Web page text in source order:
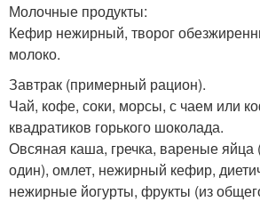
Молочные продукты:
Кефир нежирный, творог
молоко.
Завтрак (примерный рацион).
Чай, кофе, соки, морсы, с чаем или
квадратиков горького шоколада.
Овсяная каша, гречка, вареные яйца
один), омлет, нежирный кефир,
нежирные йогурты, фрукты (из